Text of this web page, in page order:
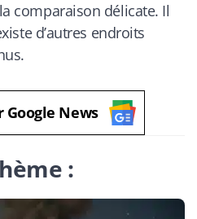
comparaison délicate. Il
d’autres endroits
Google News
: